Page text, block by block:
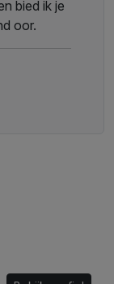
bied ik je
oor.